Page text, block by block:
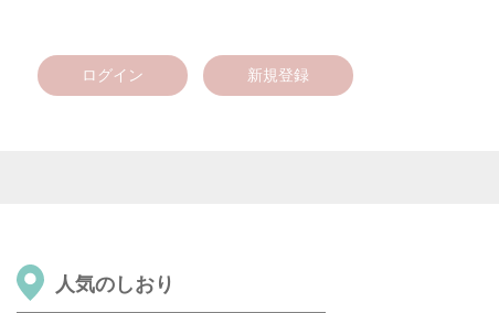
ログイン 新規登録
人気のしおり